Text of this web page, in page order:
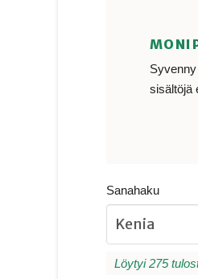
sisältöjä
Sanahaku
Löytyi 275